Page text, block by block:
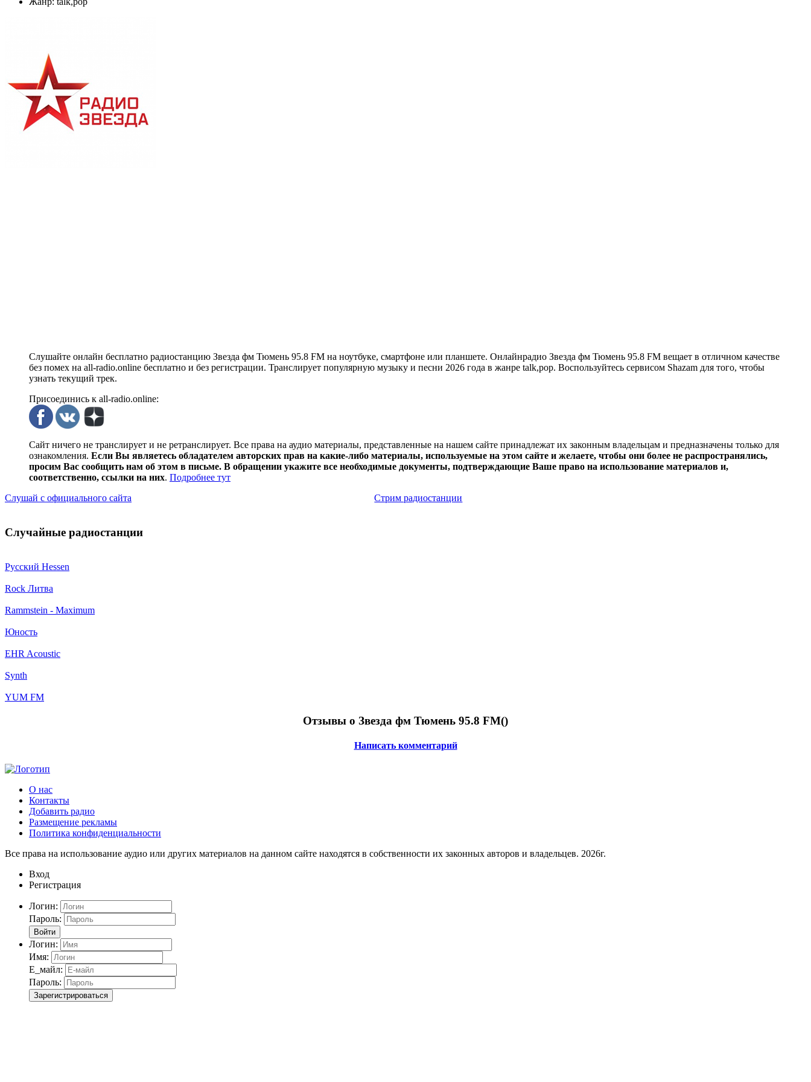
Слушайте онлайн бесплатно радиостанцию Звезда фм Тюмень 95.8 FM на ноутбуке, смартфоне или планшете. Онлайнрадио Звезда фм Тюмень 95.8 FM вещает в отличном качестве
без помех на all-radio.online бесплатно и без регистрации. Транслирует популярную музыку и песни 2026 года в жанре talk,pop. Воспользуйтесь сервисом Shazam для того, чтобы
узнать текущий трек.
Присоединись к all-radio.online:
Сайт ничего не транслирует и не ретранслирует. Все права на аудио материалы, представленные на нашем сайте принадлежат их законным владельцам и предназначены только для
ознакомления. Если Вы являетесь обладателем авторских прав на какие-либо материалы, используемые на этом сайте и желаете, чтобы они более не распространялись,
просим Вас сообщить нам об этом в письме. В обращении укажите все необходимые документы, подтверждающие Ваше право на использование материалов и,
соответственно, ссылки на них. Подробнее тут
Слушай с официального сайта
Стрим радиостанции
Случайные радиостанции
Русский Hessen
Rock Литва
Rammstein - Maximum
Юность
EHR Acoustic
Synth
YUM FM
Отзывы о Звезда фм Тюмень 95.8 FM()
Написать комментарий
О нас
Контакты
Добавить радио
Размещение рекламы
Политика конфиденциальности
Все права на использование аудио или других материалов на данном сайте находятся в собственности их законных авторов и владельцев. 2026г.
Вход
Регистрация
Логин:
Пароль:
Войти
Логин:
Имя:
Е_майл:
Пароль:
Зарегистрироваться